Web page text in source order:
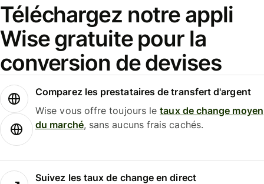
Téléchargez notre appli
Wise gratuite pour la
conversion de devises
Comparez les prestataires de transfert d'argent
Wise vous offre toujours letaux de change moyen
du marché, sans aucuns frais cachés.
Suivez les taux de change en direct